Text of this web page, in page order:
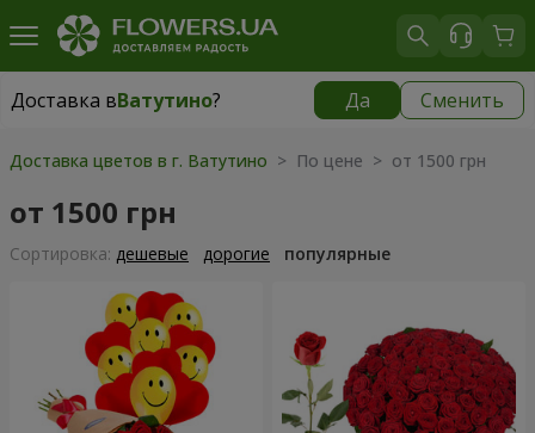
Доставка вВатутино? Да Сменить
Доставка вВатутино|
Доставка цветов в г. Ватутино > По цене > от 1500 грн
от 1500 грн
Cортировка: дешевые дорогие популярные